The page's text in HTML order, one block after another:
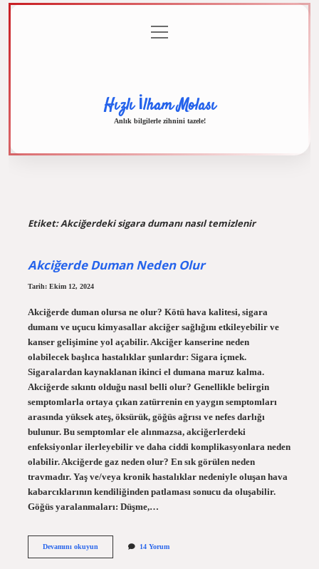
menüyü
aç
Hızlı İlham Molası
Anlık bilgilerle zihnini tazele!
Etiket:Akciğerdeki sigara dumanı nasıl temizlenir
Akciğerde Duman Neden Olur
Tarih: Ekim 12, 2024
Akciğerde duman olursa ne olur? Kötü hava kalitesi, sigara
dumanı ve uçucu kimyasallar akciğer sağlığını etkileyebilir ve
kanser gelişimine yol açabilir. Akciğer kanserine neden
olabilecek başlıca hastalıklar şunlardır: Sigara içmek.
Sigaralardan kaynaklanan ikinci el dumana maruz kalma.
Akciğerde sıkıntı olduğu nasıl belli olur? Genellikle belirgin
semptomlarla ortaya çıkan zatürrenin en yaygın semptomları
arasında yüksek ateş, öksürük, göğüs ağrısı ve nefes darlığı
bulunur. Bu semptomlar ele alınmazsa, akciğerlerdeki
enfeksiyonlar ilerleyebilir ve daha ciddi komplikasyonlara neden
olabilir. Akciğerde gaz neden olur? En sık görülen neden
travmadır. Yaş ve/veya kronik hastalıklar nedeniyle oluşan hava
kabarcıklarının kendiliğinden patlaması sonucu da oluşabilir.
Göğüs yaralanmaları: Düşme,…
Devamını okuyunAkciğerde
14 Yorum